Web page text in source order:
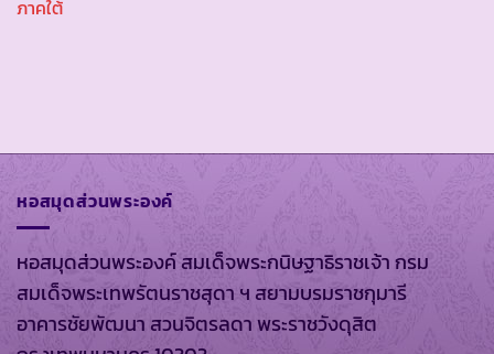
ภาคใต้
หอสมุดส่วนพระองค์
หอสมุดส่วนพระองค์ สมเด็จพระกนิษฐาธิราชเจ้า กรม
สมเด็จพระเทพรัตนราชสุดา ฯ สยามบรมราชกุมารี
อาคารชัยพัฒนา สวนจิตรลดา พระราชวังดุสิต